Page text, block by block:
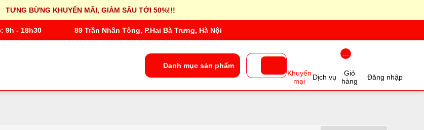
TƯNG BỪNG KHUYẾN MÃI, GIẢM SÂU TỚI 50%!!!
9h - 18h30 89 Trần Nhân Tông, P.Hai Bà Trưng, Hà Nội
Danh mục sản phẩm
Khuyến
mại
Dịch vụ
Giỏ
hàng
Đăng nhập